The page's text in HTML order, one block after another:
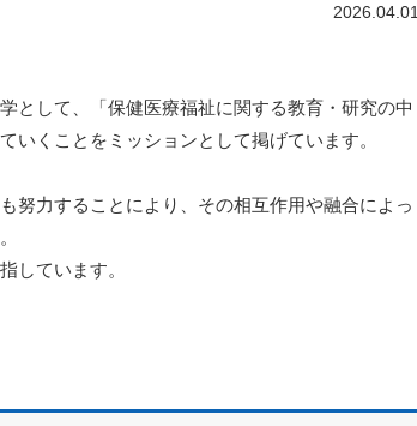
2026.04.01
として、「保健医療福祉に関する教育・研究の中
いくことをミッションとして掲げています。
努力することにより、その相互作用や融合によっ
しています。